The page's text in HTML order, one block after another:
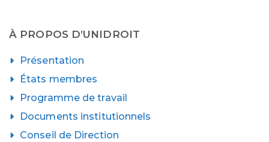
À PROPOS D’UNIDROIT
Présentation
États membres
Programme de travail
Documents institutionnels
Conseil de Direction